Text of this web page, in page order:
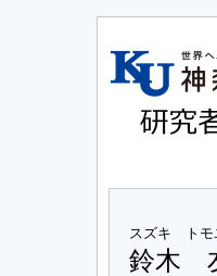
スズキ トモ
鈴木